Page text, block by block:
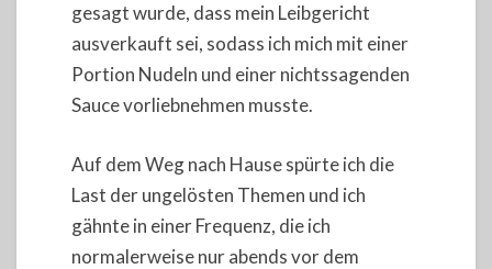
gesagt wurde, dass mein Leibgericht
ausverkauft sei, sodass ich mich mit einer
Portion Nudeln und einer nichtssagenden
Sauce vorliebnehmen musste.
Auf dem Weg nach Hause spürte ich die
Last der ungelösten Themen und ich
gähnte in einer Frequenz, die ich
normalerweise nur abends vor dem